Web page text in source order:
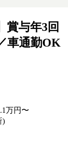
賞与年3回
車通勤OK
万円〜
)